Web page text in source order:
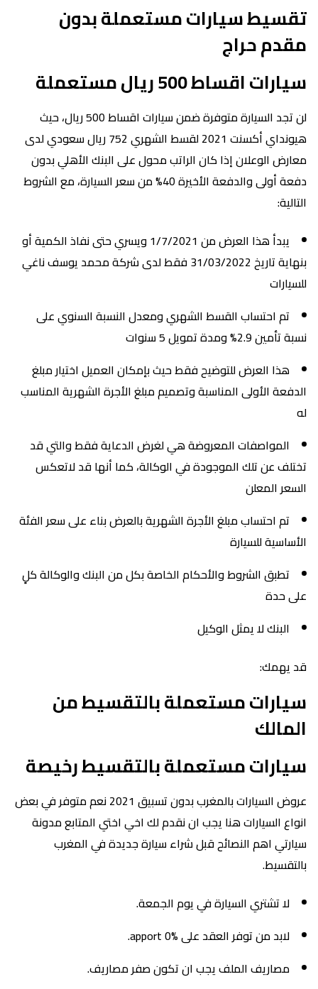
تقسيط سيارات مستعملة بدون
مقدم حراج
سيارات اقساط 500 ريال مستعملة
لن تجد السيارة متوفرة ضمن سيارات اقساط 500 ريال، حيث
هيونداي أكسنت 2021 لقسط الشهري 752 ريال سعودي لدى
معارض الوعلان إذا كان الراتب محول على البنك الأهلي بدون
دفعة أولى والدفعة الأخيرة 40% من سعر السيارة، مع الشروط
التالية:
يبدأ هذا العرض من 1/7/2021 ويسري حتى نفاذ الكمية أو
بنهاية تاريخ 31/03/2022 فقط لدى شركة محمد يوسف ناغي
للسيارات
تم احتساب القسط الشهري ومعدل النسبة السنوي على
نسبة تأمين 2.9% ومدة تمويل 5 سنوات
هذا العرض للتوضيح فقط حيث بإمكان العميل اختيار مبلغ
الدفعة الأولى المناسبة وتصميم مبلغ الأجرة الشهرية المناسب
له
المواصفات المعروضة هي لغرض الدعاية فقط والتي قد
تختلف عن تلك الموجودة في الوكالة، كما أنها قد لاتعكس
السعر المعلن
تم احتساب مبلغ الأجرة الشهرية بالعرض بناء على سعر الفئة
الأساسية للسيارة
تطبق الشروط والأحكام الخاصة بكل من البنك والوكالة كلٍ
على حدة
البنك لا يمثل الوكيل
قد يهمك:
سيارات مستعملة بالتقسيط من
المالك
سيارات مستعملة بالتقسيط رخيصة
عروض السيارات بالمغرب بدون تسبيق 2021 نعم متوفر في بعض
انواع السيارات هنا يجب ان نقدم لك اخي اختي المتابع مدونة
سيارتي اهم النصائح قبل شراء سيارة جديدة في المغرب
بالتقسيط.
لا تشتري السيارة في يوم الجمعة.
لابد من توفر العقد على apport 0%.
مصاريف الملف يجب ان تكون صفر مصاريف.